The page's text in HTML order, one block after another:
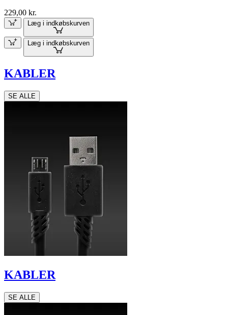
229,00 kr.
Læg i indkøbskurven
Læg i indkøbskurven
KABLER
SE ALLE
KABLER
SE ALLE